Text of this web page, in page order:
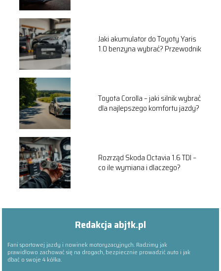
Jaki akumulator do Toyoty Yaris
1.0 benzyna wybrać? Przewodnik
Toyota Corolla – jaki silnik wybrać
dla najlepszego komfortu jazdy?
Rozrząd Skoda Octavia 1.6 TDI –
co ile wymiana i dlaczego?
Redakcja abjtk.pl
Fani sportowej jazdy i nowinek motoryzacyjnych. Radzimy jak
prawidłowo zachować się na drogach, bezpiecznie prowadzić auto i jak
dbać o swoje 4 kółka.